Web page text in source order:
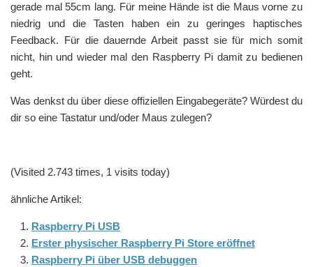
gerade mal 55cm lang. Für meine Hände ist die Maus vorne zu
niedrig und die Tasten haben ein zu geringes haptisches
Feedback. Für die dauernde Arbeit passt sie für mich somit
nicht, hin und wieder mal den Raspberry Pi damit zu bedienen
geht.
Was denkst du über diese offiziellen Eingabegeräte? Würdest du
dir so eine Tastatur und/oder Maus zulegen?
(Visited 2.743 times, 1 visits today)
ähnliche Artikel:
Raspberry Pi USB
Erster physischer Raspberry Pi Store eröffnet
Raspberry Pi über USB debuggen